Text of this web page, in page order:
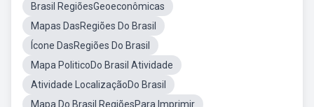
Brasil RegiõesGeoeconômicas
Mapas DasRegiões Do Brasil
Ícone DasRegiões Do Brasil
Mapa PoliticoDo Brasil Atividade
Atividade LocalizaçãoDo Brasil
Mapa Do Brasil RegiõesPara Imprimir